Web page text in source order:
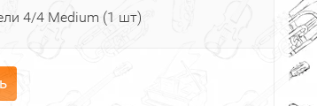
4/4 Medium (1 шт)